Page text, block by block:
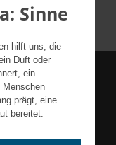
Sinne
hilft uns, die
Duft oder
ein
Menschen
prägt, eine
bereitet.